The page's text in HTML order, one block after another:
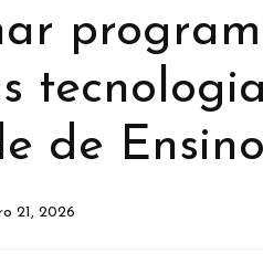
de Ensino
21, 2026